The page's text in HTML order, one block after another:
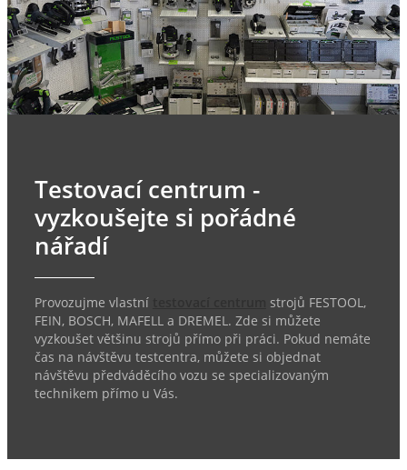
Testovací centrum -
vyzkoušejte si pořádné
nářadí
Provozujme vlastní
strojů FESTOOL,
FEIN, BOSCH, MAFELL a DREMEL. Zde si můžete
vyzkoušet většinu strojů přímo při práci. Pokud nemáte
čas na návštěvu testcentra, můžete si objednat
návštěvu předváděcího vozu se specializovaným
technikem přímo u Vás.